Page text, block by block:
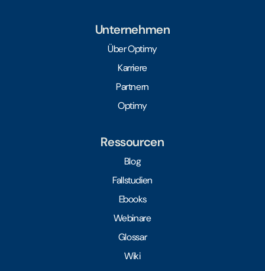
Unternehmen
Über Optimy
Karriere
Partnern
Optimy
Ressourcen
Blog
Fallstudien
Ebooks
Webinare
Glossar
Wiki